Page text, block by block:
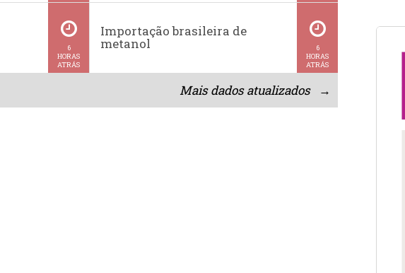
6
HORAS
ATRÁS
Importação brasileira de
metanol
6
HORAS
ATRÁS
Mais dados atualizados →